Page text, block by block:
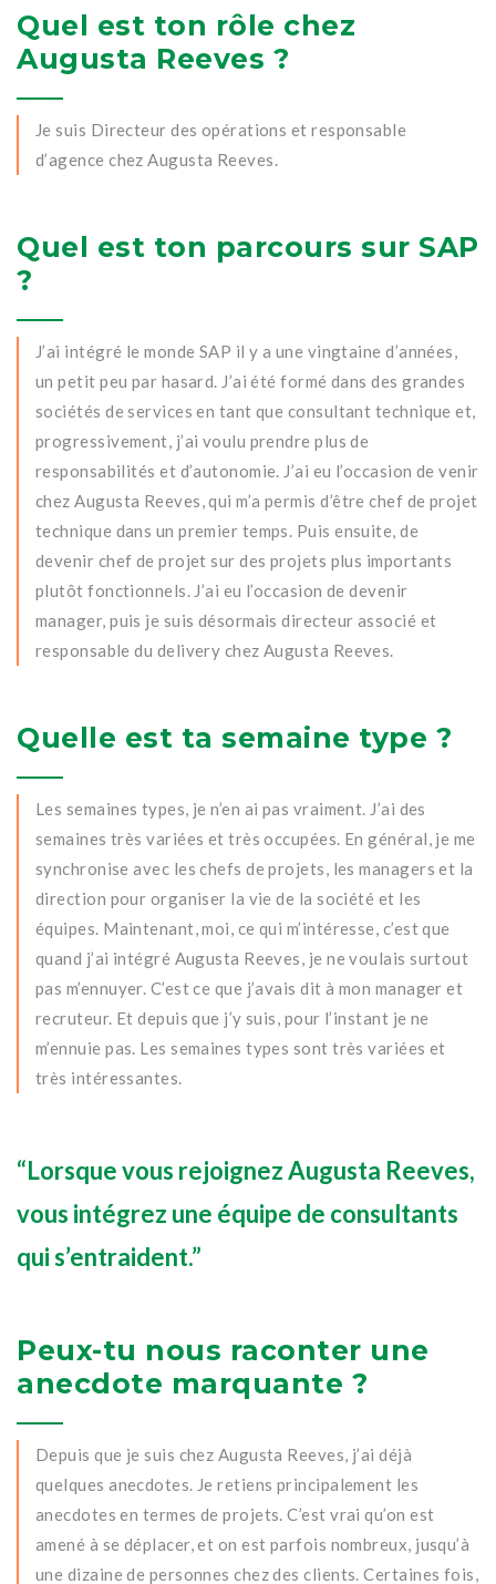
Quel est ton rôle chez
Augusta Reeves ?
Je suis Directeur des opérations et responsable
d’agence chez Augusta Reeves.
Quel est ton parcours sur SAP
?
J’ai intégré le monde SAP il y a une vingtaine d’années,
un petit peu par hasard. J’ai été formé dans des grandes
sociétés de services en tant que consultant technique et,
progressivement, j’ai voulu prendre plus de
responsabilités et d’autonomie. J’ai eu l’occasion de venir
chez Augusta Reeves, qui m’a permis d’être chef de projet
technique dans un premier temps. Puis ensuite, de
devenir chef de projet sur des projets plus importants
plutôt fonctionnels. J’ai eu l’occasion de devenir
manager, puis je suis désormais directeur associé et
responsable du delivery chez Augusta Reeves.
Quelle est ta semaine type ?
Les semaines types, je n’en ai pas vraiment. J’ai des
semaines très variées et très occupées. En général, je me
synchronise avec les chefs de projets, les managers et la
direction pour organiser la vie de la société et les
équipes. Maintenant, moi, ce qui m’intéresse, c’est que
quand j’ai intégré Augusta Reeves, je ne voulais surtout
pas m’ennuyer. C’est ce que j’avais dit à mon manager et
recruteur. Et depuis que j’y suis, pour l’instant je ne
m’ennuie pas. Les semaines types sont très variées et
très intéressantes.
“Lorsque vous rejoignez Augusta Reeves,
vous intégrez une équipe de consultants
qui s’entraident.”
Peux-tu nous raconter une
anecdote marquante ?
Depuis que je suis chez Augusta Reeves, j’ai déjà
quelques anecdotes. Je retiens principalement les
anecdotes en termes de projets. C’est vrai qu’on est
amené à se déplacer, et on est parfois nombreux, jusqu’à
une dizaine de personnes chez des clients. Certaines fois,